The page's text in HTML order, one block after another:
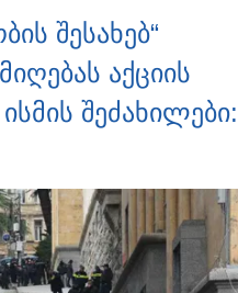
შესახებ“
აქციის
შეძახილები: